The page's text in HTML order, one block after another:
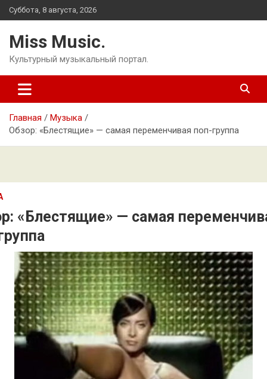
Перейти
к
Суббота, 8 августа, 2026
Miss Music.
Культурный музыкальный портал.
Главная
Музыка
Обзор: «Блестящие» — самая переменчивая поп-группа
«Блестящие» — самая